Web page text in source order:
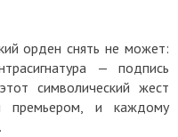
орден снять не может:
— подпись
символический жест
премьером, и каждому